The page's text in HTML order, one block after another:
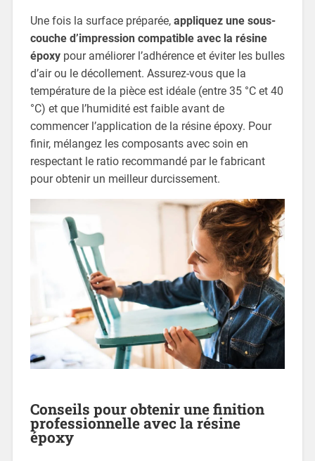
Une fois la surface préparée,appliquez une sous-
couche d’impression compatible avec la résine
époxypour améliorer l’adhérence et éviter les bulles
d’air ou le décollement. Assurez-vous que la
température de la pièce est idéale (entre 35 °C et 40
°C) et que l’humidité est faible avant de
commencer l’application de la résine époxy. Pour
finir, mélangez les composants avec soin en
respectant le ratio recommandé par le fabricant
pour obtenir un meilleur durcissement.
Conseils pour obtenir une finition
professionnelle avec la résine
époxy